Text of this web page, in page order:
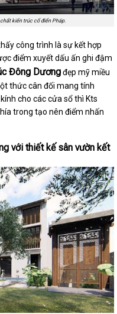
kiến trúc cổ điển Pháp.
công trình là sự kết hợp
điểm xuyết dấu ấn ghi đậm
Đông Dươngđẹp mỹ miều
thức cân đối mang tính
cho các cửa sổ thì Kts
trong tạo nên điểm nhấn
với thiết kế sân vườn kết